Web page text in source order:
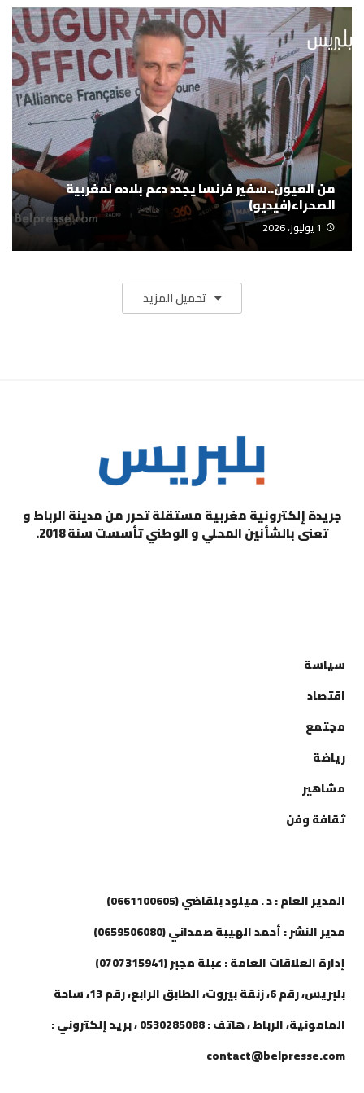
من العيون..سفير فرنسا يجدد دعم بلاده لمغربية
الصحراء(فيديو)
1 يوليوز، 2026
تحميل المزيد
جريدة إلكترونية مغربية مستقلة تحرر من مدينة الرباط و
تعنى بالشأنين المحلي و الوطني تأسست سنة 2018.
سياسة
اقتصاد
مجتمع
رياضة
مشاهير
ثقافة وفن
المدير العام : د . ميلود بلقاضي (0661100605)
مدير النشر : أحمد الهيبة صمداني (0659506080)
إدارة العلاقات العامة : عبلة مجبر (0707315941)
بلبريس، رقم 6، زنقة بيروت، الطابق الرابع، رقم 13، ساحة
المامونية، الرباط ، هاتف : 0530285088 ، بريد إلكتروني :
contact@belpresse.com